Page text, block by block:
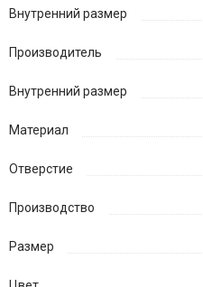
Внутренний размер
Производитель
Внутренний размер
Материал
Отверстие
Производство
Размер